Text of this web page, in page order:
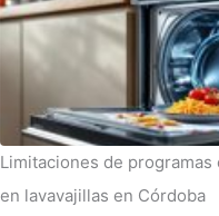
Limitaciones de programas
en lavavajillas en Córdoba